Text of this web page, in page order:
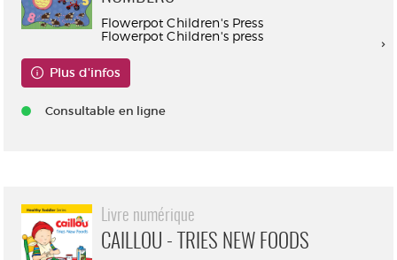
Flowerpot Children's Press
Flowerpot Children's press
Plus d'infos
Consultable en ligne
Livre numérique
CAILLOU - TRIES NEW FOODS